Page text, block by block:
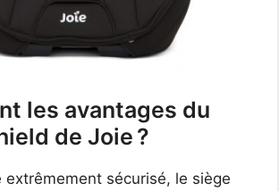
les avantages du
de Joie ?
extrêmement sécurisé, le siège